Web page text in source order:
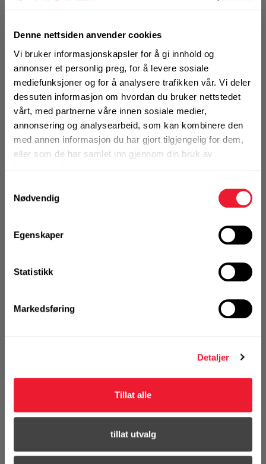
Denne nettsiden anvender cookies
Vi bruker informasjonskapsler for å gi innhold og
annonser et personlig preg, for å levere sosiale
mediefunksjoner og for å analysere trafikken vår. Vi deler
dessuten informasjon om hvordan du bruker nettstedet
vårt, med partnerne våre innen sosiale medier,
annonsering og analysearbeid, som kan kombinere den
med annen informasjon du har gjort tilgjengelig for dem,
eller som de har samlet inn gjennom din bruk av
Nødvendig
Egenskaper
Statistikk
Markedsføring
Detaljer
Tillat alle
tillat utvalg
Beslagspiker Motek 4,0x35 mm ELF
Klikk & Hent i Motek Oslo - Brobekk + 8 andre
1 Pakke a 250 Stk
Alternativ pakning
Logg inn eller
registrer deg for å
se din avtalepris
KJØP
Handleliste
Beslagspiker Motek 4,0x40 mm ELF
Klikk & Hent i Motek Oslo - Brobekk + 14 andre
Alternativ pakning
Beslagspiker Motek 4,0x50 mm ELF
1 Pakke a 250 Stk